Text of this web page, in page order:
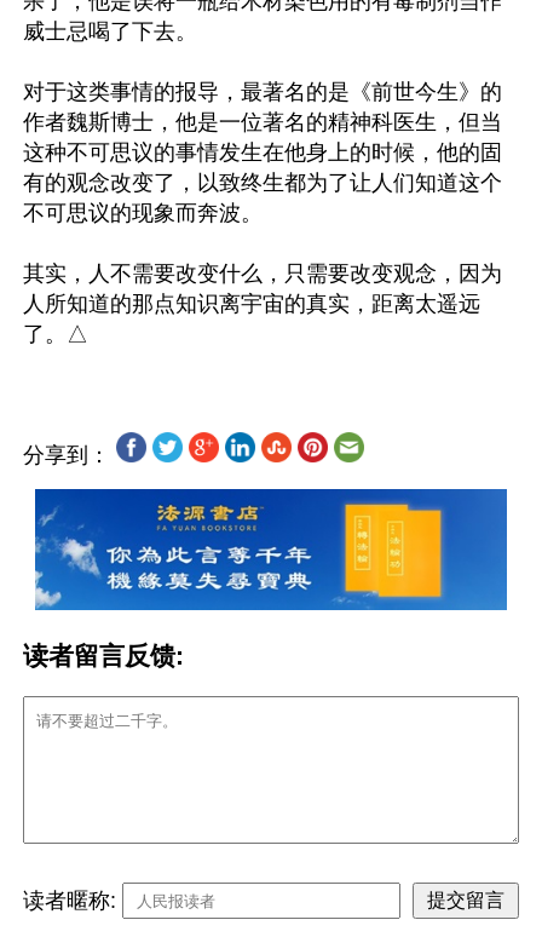
威士忌喝了下去。
对于这类事情的报导，最著名的是《前世今生》的
作者魏斯博士，他是一位著名的精神科医生，但当
这种不可思议的事情发生在他身上的时候，他的固
有的观念改变了，以致终生都为了让人们知道这个
不可思议的现象而奔波。
其实，人不需要改变什么，只需要改变观念，因为
人所知道的那点知识离宇宙的真实，距离太遥远
分享到：
读者留言反馈:
读者暱称: